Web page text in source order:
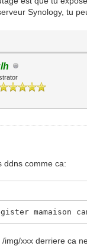
Synology, tu
ddns comme ca:
mamaison
img/xxx derriere ca